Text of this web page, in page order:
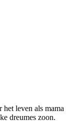
leven als mama
dreumes zoon.